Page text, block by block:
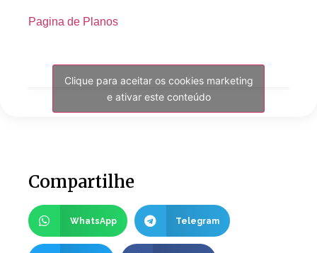
Pagina de Planos
Clique para aceitar os cookies marketing
e ativar este conteúdo
Compartilhe
WhatsApp Telegram